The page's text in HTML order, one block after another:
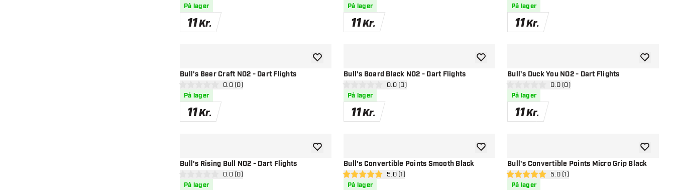
På lager
11Kr.
På lager
11Kr.
På lager
11Kr.
Bull's Beer Craft NO2 - Dart Flights
åbn anmeldelsespanel
0 bedømmelsesstjerner
0.0 (0)
På lager
11Kr.
tilføje til ønskeliste
Bull's Board Black NO2 - Dart Flights
åbn anmeldelsespanel
0 bedømmelsesstjerner
0.0 (0)
På lager
11Kr.
tilføje til ønskeliste
Bull's Duck You NO2 - Dart Flights
åbn anmeldelsespanel
0 bedømmelsesstjerner
0.0 (0)
På lager
11Kr.
tilføje til
Bull's Rising Bull NO2 - Dart Flights
åbn anmeldelsespanel
0 bedømmelsesstjerner
0.0 (0)
På lager
tilføje til ønskeliste
Bull's Convertible Points Smooth Black
åbn anmeldelsespanel
5 bedømmelsesstjerner
5.0 (1)
På lager
tilføje til ønskeliste
Bull's Convertible Points Micro Grip Black
åbn anmeldelsespanel
5 bedømmelsesstjerner
5.0 (1)
På lager
tilføje til